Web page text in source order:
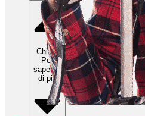
Chiudi
Per
saperne
di più